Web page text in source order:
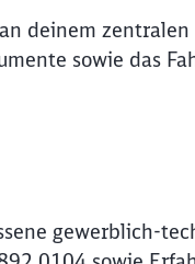
deinem
sowie das
gewerblich-